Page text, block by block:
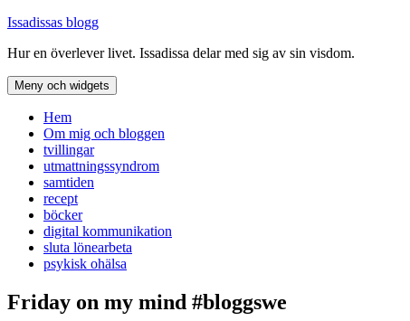
Hoppa
innehåll
Issadissas blogg
Hur en överlever livet. Issadissa delar med sig av sin visdom.
Meny och widgets
Hem
Om mig och bloggen
tvillingar
utmattningssyndrom
samtiden
recept
böcker
digital kommunikation
sluta lönearbeta
psykisk ohälsa
Friday on my mind #bloggswe